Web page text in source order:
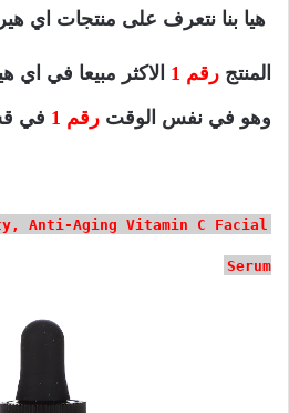
هيا بنا نتعرف على منتجات اي
المنتج رقم 1
الاكثر مبيعا في
وهو في نفس الوقت رقم 1 في
Anti-Aging Vitamin C Facial
Serum